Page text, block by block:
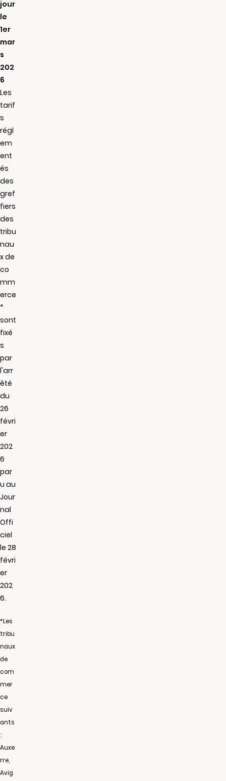
jour
le
1er
mar
s
202
6
Les
tarif
s
régl
em
ent
és
des
gref
fiers
des
tribu
nau
x de
co
mm
erce
*
sont
fixé
s
par
l'arr
êté
du
26
févri
er
202
6
par
u au
Jour
nal
Offi
ciel
le 28
févri
er
202
6.
*Les
tribu
naux
de
com
mer
ce
suiv
ants
:
Auxe
rre,
Avig